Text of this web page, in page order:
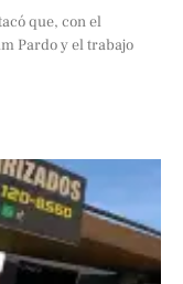
que, con el
Pardo y el trabajo